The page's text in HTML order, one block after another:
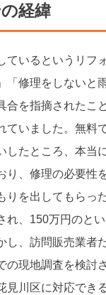
経緯
ているというリフ
「修理をしないと
合を指摘されたこ
ていました。無料
したところ、本当
り、修理の必要性
りを出してもらっ
れ、150万円のと
し、訪問販売業者
の現地調査を検討
見川区に対応でき